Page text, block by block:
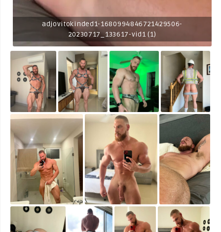
adjovitokinded1-1680994846721429506-
20230717_133617-vid1 (1)